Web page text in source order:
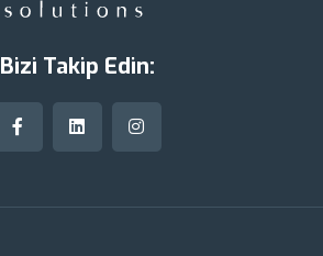
Bizi Takip Edin: